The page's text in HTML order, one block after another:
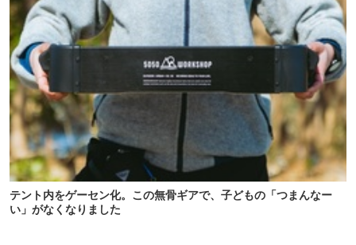
テント内をゲーセン化。この無骨ギアで、子どもの「つまんなー
い」がなくなりました